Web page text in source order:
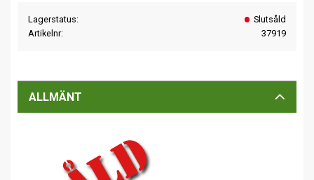
Lagerstatus
Slutsåld
Artikelnr
37919
ALLMÄNT